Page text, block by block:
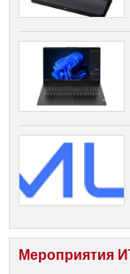
Мероприятия